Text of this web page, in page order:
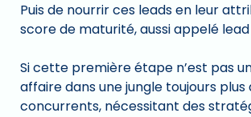
Puis de nourrir ces leads en leur
score de maturité, aussi appelé
Si cette première étape n’est pas
affaire dans une jungle toujours plus
concurrents, nécessitant des